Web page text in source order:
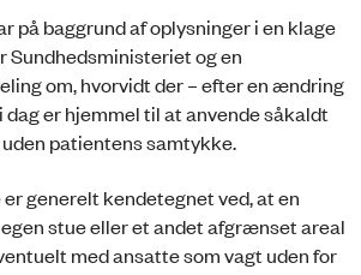
på baggrund af oplysninger i en klage
Sundhedsministeriet og en
om, hvorvidt der – efter en ændring
er hjemmel til at anvende såkaldt
patientens samtykke.
generelt kendetegnet ved, at en
stue eller et andet afgrænset areal
med ansatte som vagt uden for